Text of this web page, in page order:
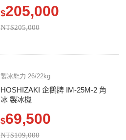
$205,000
NT$205,000
製冰能力 26/22kg
HOSHIZAKI 企鵝牌 IM-25M-2 角
冰 製冰機
$69,500
NT$109,000